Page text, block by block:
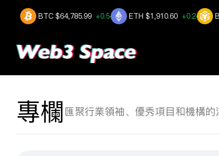
BTC $64,785.99 +0.543% ETH $1,910.60 +0.246%
專欄 匯聚行業領袖、優秀項目和機構